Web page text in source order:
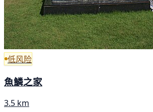
低风险
魚鱗之家
3.5 km